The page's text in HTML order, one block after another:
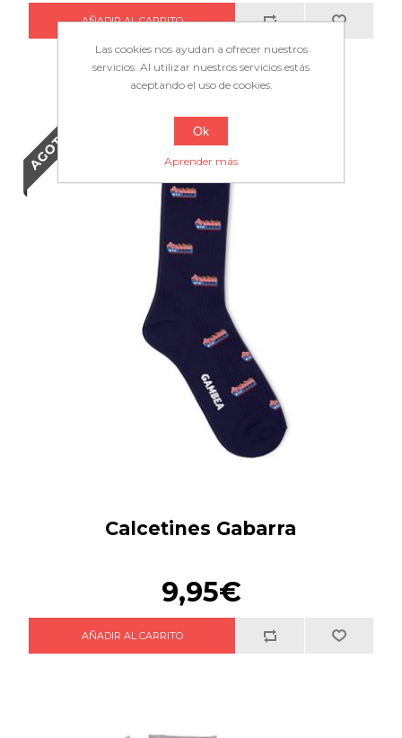
AGOTADO
Calcetines Gabarra
9,95€
Las cookies nos ayudan a ofrecer nuestros
servicios. Al utilizar nuestros servicios estás
aceptando el uso de cookies.
Ok
Aprender más